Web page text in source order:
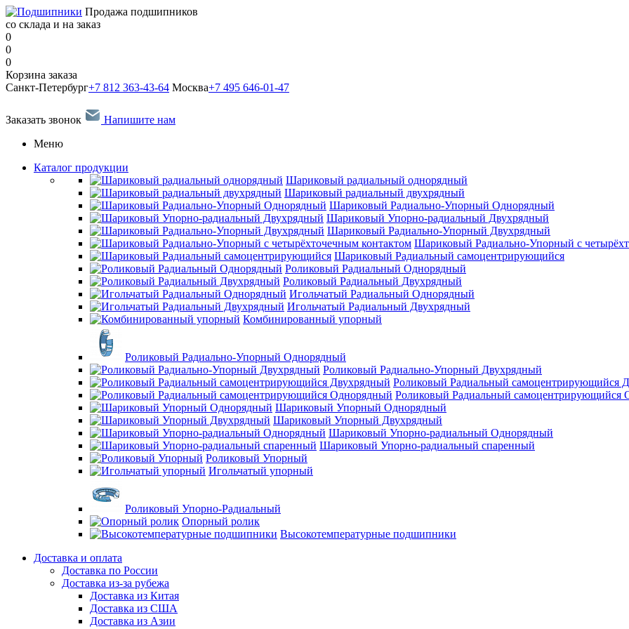
Продажа подшипников
со склада и на заказ
0
0
0
Корзина заказа
Санкт-Петербург+7 812 363-43-64 Москва+7 495 646-01-47
Заказать звонок
Напишите нам
Меню
Каталог продукции
Шариковый радиальный однорядный
Шариковый радиальный двухрядный
Шариковый Радиально-Упорный Однорядный
Шариковый Упорно-радиальный Двухрядный
Шариковый Радиально-Упорный Двухрядный
Шариковый Радиально-Упорный с
Шариковый Радиальный самоцентрирующийся
Роликовый Радиальный Однорядный
Роликовый Радиальный Двухрядный
Игольчатый Радиальный Однорядный
Игольчатый Радиальный Двухрядный
Комбинированный упорный
Роликовый Радиально-Упорный Однорядный
Роликовый Радиально-Упорный Двухрядный
Роликовый Радиальный самоцентрирующийся
Роликовый Радиальный самоцентрирующийся
Шариковый Упорный Однорядный
Шариковый Упорный Двухрядный
Шариковый Упорно-радиальный Однорядный
Шариковый Упорно-радиальный спаренный
Роликовый Упорный
Игольчатый упорный
Роликовый Упорно-Радиальный
Опорный ролик
Высокотемпературные подшипники
Доставка и оплата
Доставка по России
Доставка из-за рубежа
Доставка из Китая
Доставка из США
Доставка из Азии